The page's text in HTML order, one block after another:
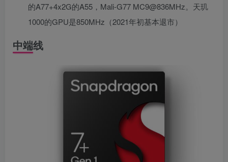
的A77+4x2G的A55，Mali-G77 MC9@836MHz。天玑
1000的GPU是850MHz（2021年初基本退市）
中端线